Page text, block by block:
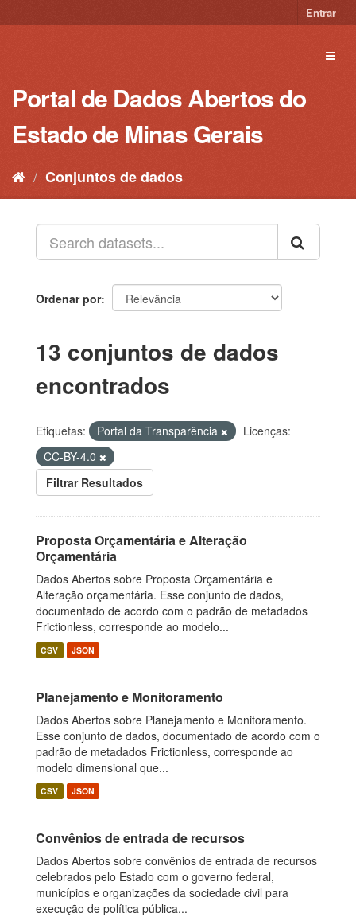
para
Entrar
Portal de Dados Abertos do
Estado de Minas Gerais
Conjuntos de dados
Ordenar por
13 conjuntos de dados
encontrados
Etiquetas: Portal da Transparência
Licenças:
CC-BY-4.0
Filtrar Resultados
Proposta Orçamentária e Alteração
Orçamentária
Dados Abertos sobre Proposta Orçamentária e
Alteração orçamentária. Esse conjunto de dados,
documentado de acordo com o padrão de metadados
Frictionless, corresponde ao modelo...
CSV JSON
Planejamento e Monitoramento
Dados Abertos sobre Planejamento e Monitoramento.
Esse conjunto de dados, documentado de acordo com o
padrão de metadados Frictionless, corresponde ao
modelo dimensional que...
CSV JSON
Convênios de entrada de recursos
Dados Abertos sobre convênios de entrada de recursos
celebrados pelo Estado com o governo federal,
municípios e organizações da sociedade civil para
execução de política pública...